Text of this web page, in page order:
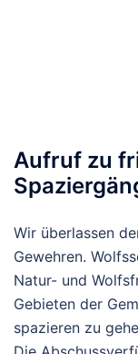
Aufruf zu
Wir überlassen
Gewehren.
Natur- und
Gebieten der
spazieren zu